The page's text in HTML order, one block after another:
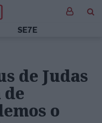
SE7E
de Judas
o